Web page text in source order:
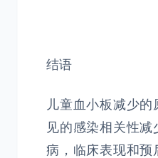
结语
儿童血小板减少的
见的感染相关性
病，临床表现和预